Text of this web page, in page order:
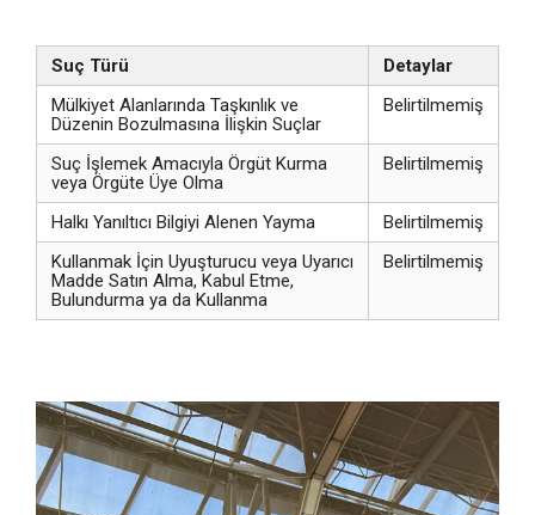
Suç Türü
Detaylar
Mülkiyet Alanlarında Taşkınlık ve
Düzenin Bozulmasına İlişkin Suçlar
Belirtilmemiş
Suç İşlemek Amacıyla Örgüt Kurma
veya Örgüte Üye Olma
Belirtilmemiş
Halkı Yanıltıcı Bilgiyi Alenen Yayma
Belirtilmemiş
Kullanmak İçin Uyuşturucu veya Uyarıcı
Madde Satın Alma, Kabul Etme,
Bulundurma ya da Kullanma
Belirtilmemiş